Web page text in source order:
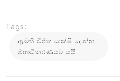
Tags:
ඇමති විජිත සාක්ෂි දෙන්න
මහාධිකරණයට යයි